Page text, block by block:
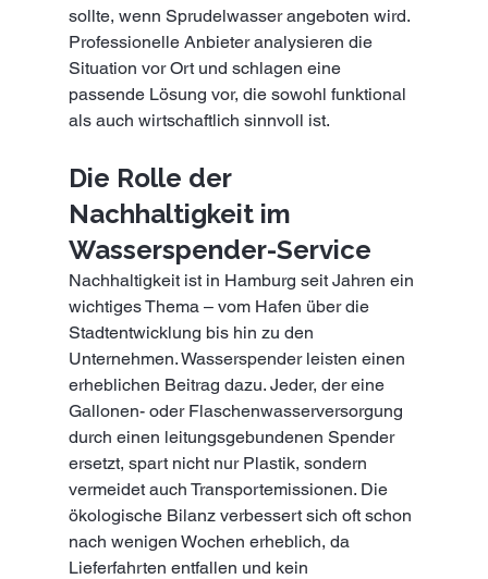
sollte, wenn Sprudelwasser angeboten wird.
Professionelle Anbieter analysieren die
Situation vor Ort und schlagen eine
passende Lösung vor, die sowohl funktional
als auch wirtschaftlich sinnvoll ist.
Die Rolle der
Nachhaltigkeit im
Wasserspender-Service
Nachhaltigkeit ist in Hamburg seit Jahren ein
wichtiges Thema – vom Hafen über die
Stadtentwicklung bis hin zu den
Unternehmen. Wasserspender leisten einen
erheblichen Beitrag dazu. Jeder, der eine
Gallonen- oder Flaschenwasserversorgung
durch einen leitungsgebundenen Spender
ersetzt, spart nicht nur Plastik, sondern
vermeidet auch Transportemissionen. Die
ökologische Bilanz verbessert sich oft schon
nach wenigen Wochen erheblich, da
Lieferfahrten entfallen und kein